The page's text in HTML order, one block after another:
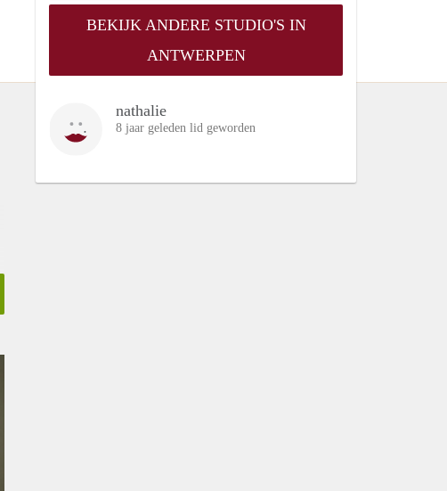
BEKIJK ANDERE STUDIO'S IN
ANTWERPEN
nathalie
8 jaar geleden lid geworden